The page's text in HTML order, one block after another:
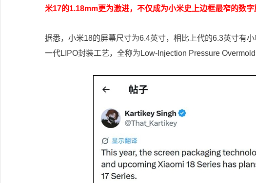
米17的1.18mm更为激进，不仅成为小米史上边框最窄的数
据悉，小米18的屏幕尺寸为6.4英寸，相比上代的6.3英寸有
一代LIPO封装工艺，全称为Low-Injection Pressure